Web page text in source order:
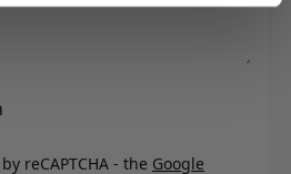
reCAPTCHA - the Google